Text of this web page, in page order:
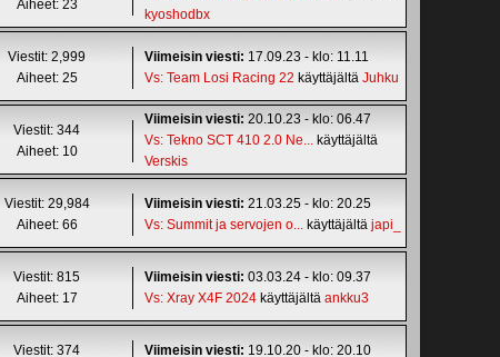
Aiheet: 23
kyoshodbx
Viestit: 2,999
Aiheet: 25
Viimeisin viesti: 17.09.23 - klo: 11.11
Vs: Team Losi Racing 22 käyttäjältäJuhku
Viestit: 344
Aiheet: 10
Viimeisin viesti:20.10.23 - klo: 06.47
Vs: Tekno SCT 410 2.0 Ne... käyttäjältä
Verskis
Viestit: 29,984
Aiheet: 66
Viimeisin viesti:21.03.25 - klo: 20.25
Vs: Summit ja servojen o...
käyttäjältäjapi_
Viestit: 815
Aiheet: 17
Viimeisin viesti:03.03.24 - klo: 09.37
Vs: Xray X4F 2024 käyttäjältäankku3
Viestit: 374
Viimeisin viesti: 19.10.20 - klo: 20.10